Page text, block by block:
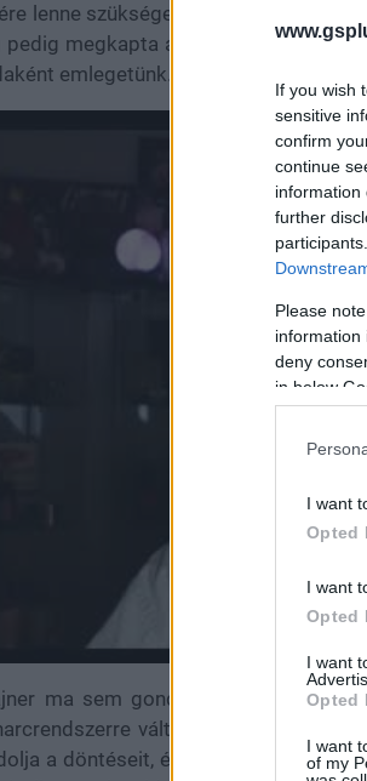
If you wish
sensitive
confirm
continue
information
further
Please
information
deny
in below
I want
Opted
I want
Opted
I want
Opted
I want
of my
lenne szüksége egy valós idejű
pedig megkapta a taktikus, körökre
emlegetünk.
ma sem gondolja másképp. Sőt,
váltson. Szerinte a
a döntéseit, és jobban megértse,